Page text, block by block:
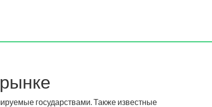
государствами. Также известные